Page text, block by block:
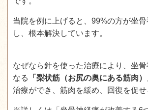
当院を例に上げると、99%の方が坐
し、根本解決しています。
なぜなら針を使った治療により、坐
なる
「梨状筋（お尻の奥にある筋肉）
治療ができ、筋肉を緩め、回復を促せ